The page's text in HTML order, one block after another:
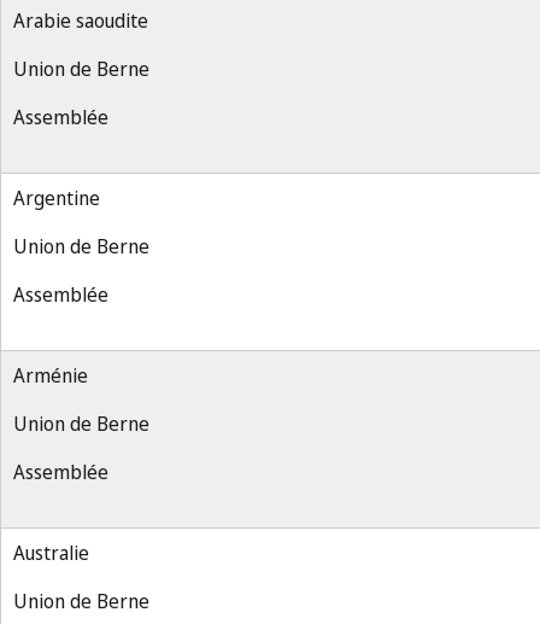
Arabie saoudite
Union de Berne
Assemblée
Argentine
Union de Berne
Assemblée
Arménie
Union de Berne
Assemblée
Australie
Union de Berne